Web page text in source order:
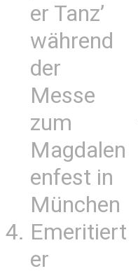
er Tanz’
während
der
Messe
zum
Magdalen
enfest in
München
Emeritiert
er